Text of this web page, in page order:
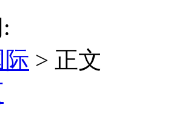
际 > 正文